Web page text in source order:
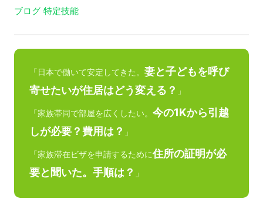
ブログ 特定技能
「日本で働いて安定してきた。妻と子どもを呼び
寄せたいが住居はどう変える？ 」
「家族帯同で部屋を広くしたい。今の1Kから引越
しが必要？費用は？ 」
「家族滞在ビザを申請するために住所の証明が必
要と聞いた。手順は？ 」